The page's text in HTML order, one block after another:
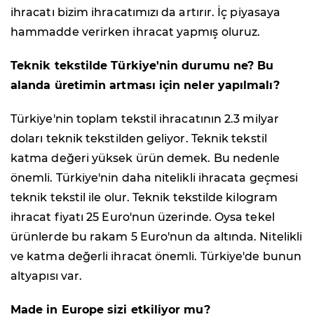
ihracatı bizim ihracatımızı da artırır. İç piyasaya
hammadde verirken ihracat yapmış oluruz.
Teknik tekstilde Türkiye'nin durumu ne? Bu
alanda üretimin artması için neler yapılmalı?
Türkiye'nin toplam tekstil ihracatının 2.3 milyar
doları teknik tekstilden geliyor. Teknik tekstil
katma değeri yüksek ürün demek. Bu nedenle
önemli. Türkiye'nin daha nitelikli ihracata geçmesi
teknik tekstil ile olur. Teknik tekstilde kilogram
ihracat fiyatı 25 Euro'nun üzerinde. Oysa tekel
ürünlerde bu rakam 5 Euro'nun da altında. Nitelikli
ve katma değerli ihracat önemli. Türkiye'de bunun
altyapısı var.
Made in Europe sizi etkiliyor mu?